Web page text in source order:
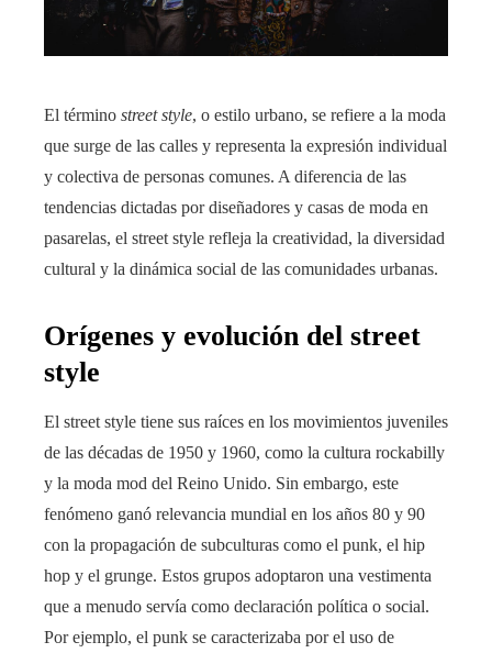
El término street style, o estilo urbano, se refiere a la moda
que surge de las calles y representa la expresión individual
y colectiva de personas comunes. A diferencia de las
tendencias dictadas por diseñadores y casas de moda en
pasarelas, el street style refleja la creatividad, la diversidad
cultural y la dinámica social de las comunidades urbanas.
Orígenes y evolución del street
style
El street style tiene sus raíces en los movimientos juveniles
de las décadas de 1950 y 1960, como la cultura rockabilly
y la moda mod del Reino Unido. Sin embargo, este
fenómeno ganó relevancia mundial en los años 80 y 90
con la propagación de subculturas como el punk, el hip
hop y el grunge. Estos grupos adoptaron una vestimenta
que a menudo servía como declaración política o social.
Por ejemplo, el punk se caracterizaba por el uso de